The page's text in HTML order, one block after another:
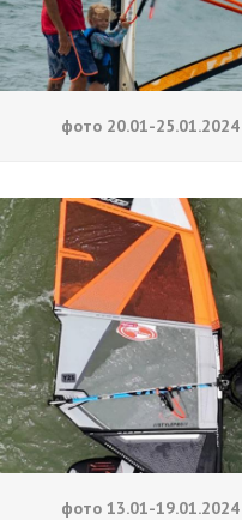
фото 20.01-25.01.2024
фото 13.01-19.01.2024